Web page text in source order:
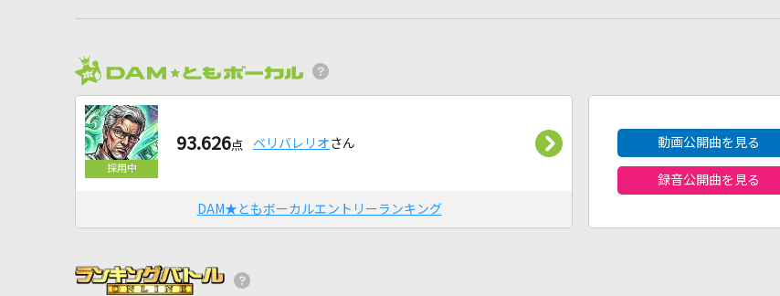
93.626点 ベリバレリオ さん
DAM★ともボーカルエントリーランキング
動画公開曲を見る
録音公開曲を見る